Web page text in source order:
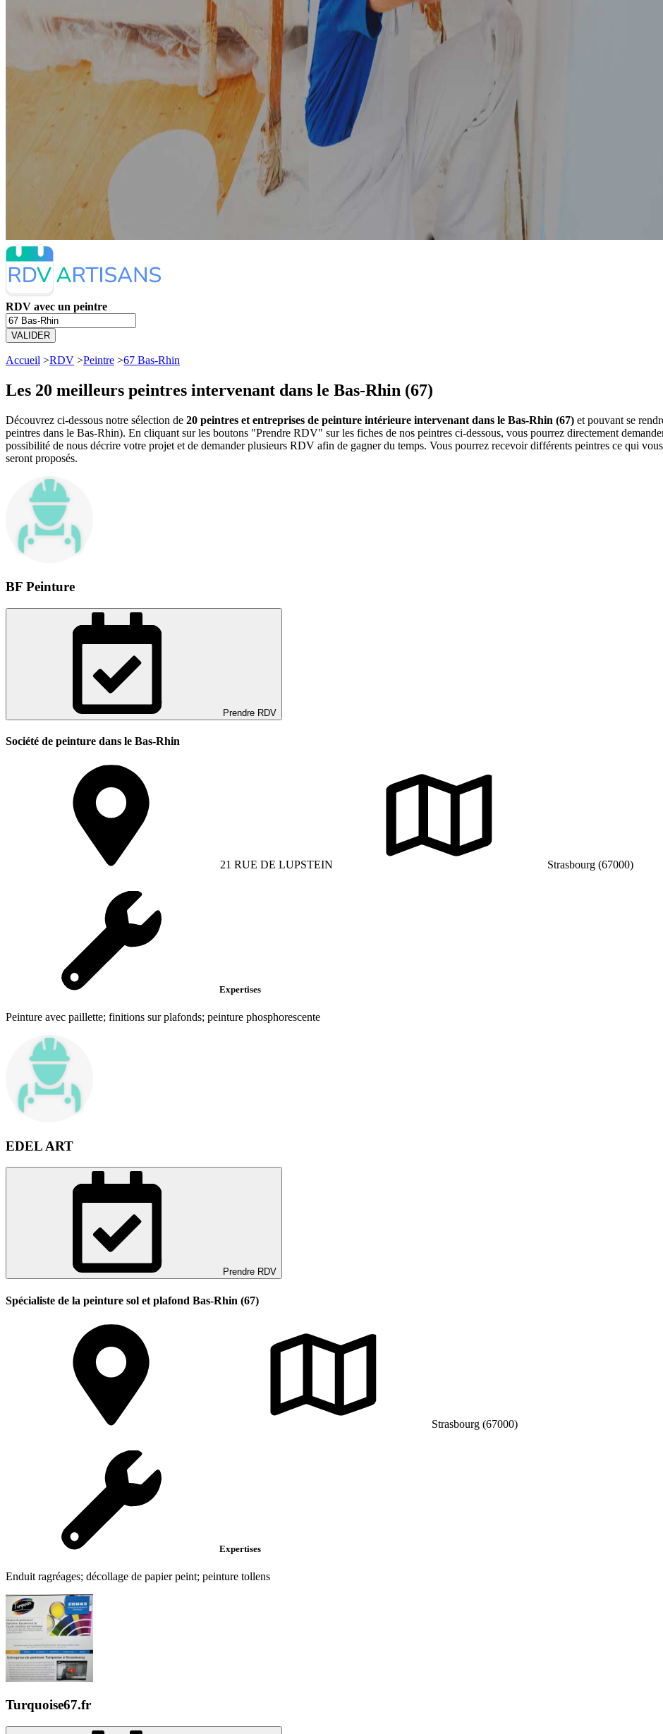
RDV avec un peintre
VALIDER
Accueil >RDV >Peintre >67 Bas-Rhin
Les 20 meilleurs peintres intervenant dans le Bas-Rhin (67)
Découvrez ci-dessous notre sélection de 20 peintres et entreprises de peinture intérieure intervenant dans le Bas-Rhin (67) et pouvant se
peintres dans le Bas-Rhin). En cliquant sur les boutons "Prendre RDV" sur les fiches de nos peintres ci-dessous, vous pourrez directement
possibilité de nous décrire votre projet et de demander plusieurs RDV afin de gagner du temps. Vous pourrez recevoir différents peintres ce qui
seront proposés.
BF Peinture
Prendre RDV
Société de peinture dans le Bas-Rhin
21 RUE DE LUPSTEIN Strasbourg (67000)
Expertises
Peinture avec paillette; finitions sur plafonds; peinture phosphorescente
EDEL ART
Prendre RDV
Spécialiste de la peinture sol et plafond Bas-Rhin (67)
Strasbourg (67000)
Expertises
Enduit ragréages; décollage de papier peint; peinture tollens
Turquoise67.fr